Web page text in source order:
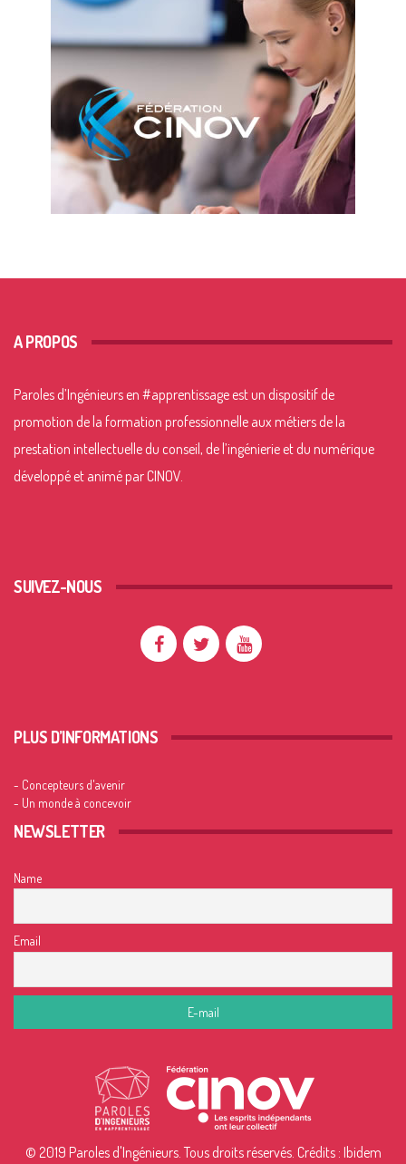
A PROPOS
Paroles d’Ingénieurs en #apprentissage est un dispositif de
promotion de la formation professionnelle aux métiers de la
prestation intellectuelle du conseil, de l’ingénierie et du numérique
développé et animé par CINOV.
SUIVEZ-NOUS
PLUS D’INFORMATIONS
- Concepteurs d'avenir
- Un monde à concevoir
NEWSLETTER
Name
Email
© 2019 Paroles d'Ingénieurs. Tous droits réservés. Crédits : Ibidem